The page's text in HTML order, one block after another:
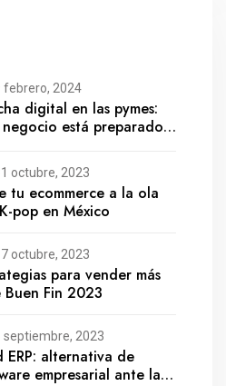
febrero, 2024
digital en las pymes:
negocio está preparado
octubre, 2023
tu ecommerce a la ola
pop en México
octubre, 2023
para vender más
Buen Fin 2023
septiembre, 2023
ERP: alternativa de
empresarial ante la